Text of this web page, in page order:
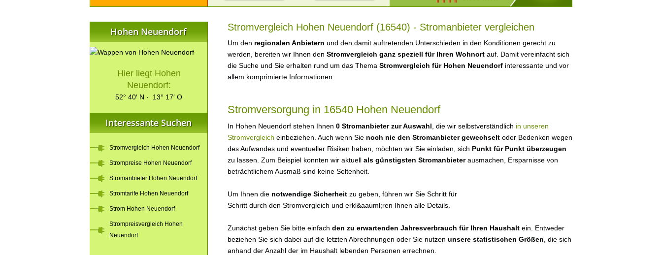
Stromvergleich Hohen Neuendorf (16540) - Stromanbieter vergleichen
Um den regionalen Anbietern und den damit auftretenden Unterschieden in den Konditionen gerecht zu
werden, bereiten wir Ihnen den Stromvergleich ganz speziell für Ihren Wohnort auf. Damit vereinfacht sich
die Suche und Sie erhalten rund um das Thema Stromvergleich für Hohen Neuendorf interessante und vor
allem komprimierte Informationen.
Stromversorgung in 16540 Hohen Neuendorf
In Hohen Neuendorf stehen Ihnen 0 Stromanbieter zur Auswahl , die wir selbstverständlich in unseren
Stromvergleich einbeziehen. Auch wenn Sie noch nie den Stromanbieter gewechselt oder Bedenken wegen
des Aufwandes und eventueller Risiken haben, möchten wir Sie einladen, sich Punkt für Punkt überzeugen
zu lassen. Zum Beispiel konnten wir aktuell als günstigsten Stromanbieterausmachen, Ersparnisse von
beträchtlichem Ausmaß sind keine Seltenheit.
Um Ihnen die notwendige Sicherheit zu geben, führen wir Sie Schritt für
Schritt durch den Stromvergleich und erkl&aauml;ren Ihnen alle Details.
Zunächst geben Sie bitte einfach den zu erwartenden Jahresverbrauch für Ihren Haushalt ein. Entweder
beziehen Sie sich dabei auf die letzten Abrechnungen oder Sie nutzen unsere statistischen Größen , die sich
anhand der Anzahl der im Haushalt lebenden Personen errechnen.
Hohen Neuendorf
Hier liegt Hohen
Neuendorf:
52° 40′ N · 13° 17′ O
Interessante Suchen
Stromvergleich Hohen Neuendorf
Strompreise Hohen Neuendorf
Stromanbieter Hohen Neuendorf
Stromtarife Hohen Neuendorf
Strom Hohen Neuendorf
Strompreisvergleich Hohen
Neuendorf